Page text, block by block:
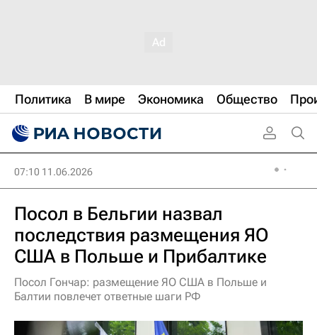
Политика В мире Экономика Общество
07:10 11.06.2026
Посол в Бельгии назвал
последствия размещения ЯО
США в Польше и Прибалтике
Посол Гончар: размещение ЯО США в Польше и
Балтии повлечет ответные шаги РФ